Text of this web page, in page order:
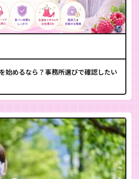
始めるなら？事務所選びで確認したい